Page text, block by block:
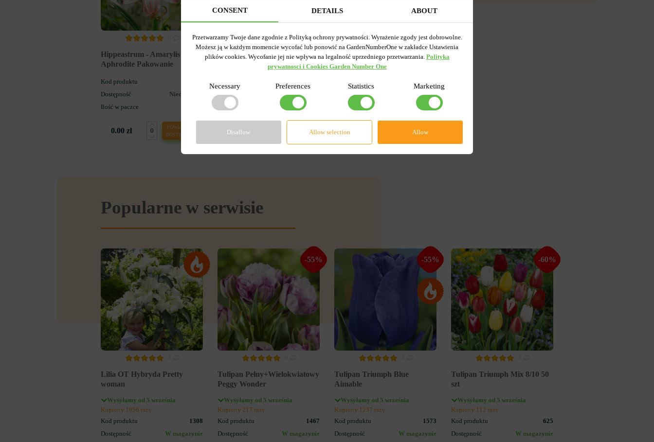
Hippeastrum - Amarylis
Aphrodite Pakowanie
Kod produktu
Dostępność
Niedostępny
Ilość w paczce
0.00 zł
POWIADOM O
DOSTĘPNOŚCI
Popularne w serwisie
Lilia OT Hybryda Pretty
woman
Wysyłamy od 5 września
Kupiony 1956 razy
Kod produktu
1308
Dostępność
W magazynie
-55%
Tulipan Pełny+Wielokwiatowy
Peggy Wonder
Wysyłamy od 5 września
Kupiony 217 razy
Kod produktu
1467
Dostępność
W magazynie
-55%
Tulipan Triumph Blue
Aimable
Wysyłamy od 5 września
Kupiony 1237 razy
Kod produktu
1573
Dostępność
W magazynie
-60%
Tulipan Triumph Mix 8/10 50
szt
Wysyłamy od 5 września
Kupiony 112 razy
Kod produktu
625
Dostępność
W magazynie
CONSENT DETAILS ABOUT
Przetwarzamy Twoje dane zgodnie z Polityką ochrony prywatności. Wyrażenie zgody jest dobrowolne.
Możesz ją w każdym momencie wycofać lub ponowić na GardenNumberOne w zakładce Ustawienia
plików cookies. Wycofanie jej nie wpływa na legalność uprzedniego przetwarzania. Polityka
prywatnosci i Cookies Garden Number One
Necessary Preferences Statistics Marketing
Disallow Allow selection Allow